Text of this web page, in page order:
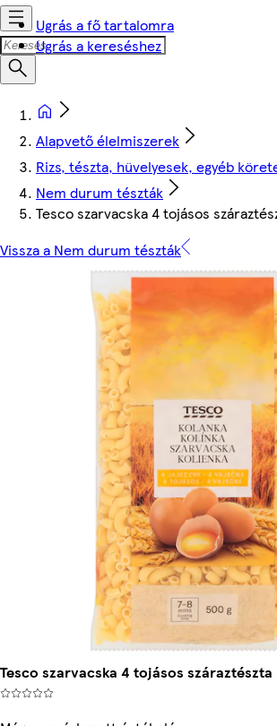
Ugrás a fő tartalomra
Ugrás a kereséshez
Alapvető élelmiszerek
Rizs, tészta, hüvelyesek, egyéb
Nem durum tészták
Tesco szarvacska 4 tojásos
Vissza a Nem durum tészták
Tesco szarvacska 4 tojásos száraztészta